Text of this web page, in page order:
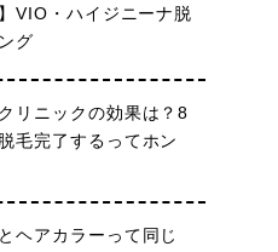
VIO・ハイジニーナ脱
グ
リニックの効果は？8
毛完了するってホン
ヘアカラーって同じ